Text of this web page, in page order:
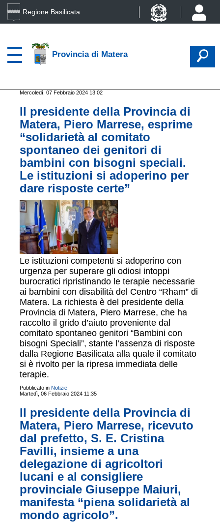
Regione Basilicata
Provincia di Matera
Mercoledì, 07 Febbraio 2024 13:02
Il presidente della Provincia di
Matera, Piero Marrese, esprime
“solidarietà al comitato
spontaneo dei genitori di
bambini con bisogni speciali.
Le istituzioni si adoperino per
dare risposte certe”
Le istituzioni competenti si adoperino con
urgenza per superare gli odiosi intoppi
burocratici ripristinando le terapie necessarie
ai bambini con disabilità del Centro “Rham” di
Matera. La richiesta è del presidente della
Provincia di Matera, Piero Marrese, che ha
raccolto il grido d’aiuto proveniente dal
comitato spontaneo genitori “Bambini con
bisogni Speciali”, stante l’assenza di risposte
dalla Regione Basilicata alla quale il comitato
si è rivolto per la ripresa immediata delle
terapie.
Pubblicato in Notizie
Martedì, 06 Febbraio 2024 11:35
Il presidente della Provincia di
Matera, Piero Marrese, ricevuto
dal prefetto, S. E. Cristina
Favilli, insieme a una
delegazione di agricoltori
lucani e al consigliere
provinciale Giuseppe Maiuri,
manifesta “piena solidarietà al
mondo agricolo”.